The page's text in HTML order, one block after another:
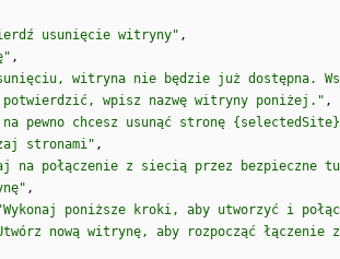
usunięcie witryny" ,
,
witryna nie będzie już dostępna.
potwierdzić, wpisz nazwę witryny poniżej." ,
na pewno chcesz usunąć stronę
stronami" ,
na połączenie z siecią przez bezpieczne
,
poniższe kroki, aby utworzyć i
nową witrynę, aby rozpocząć łączenie